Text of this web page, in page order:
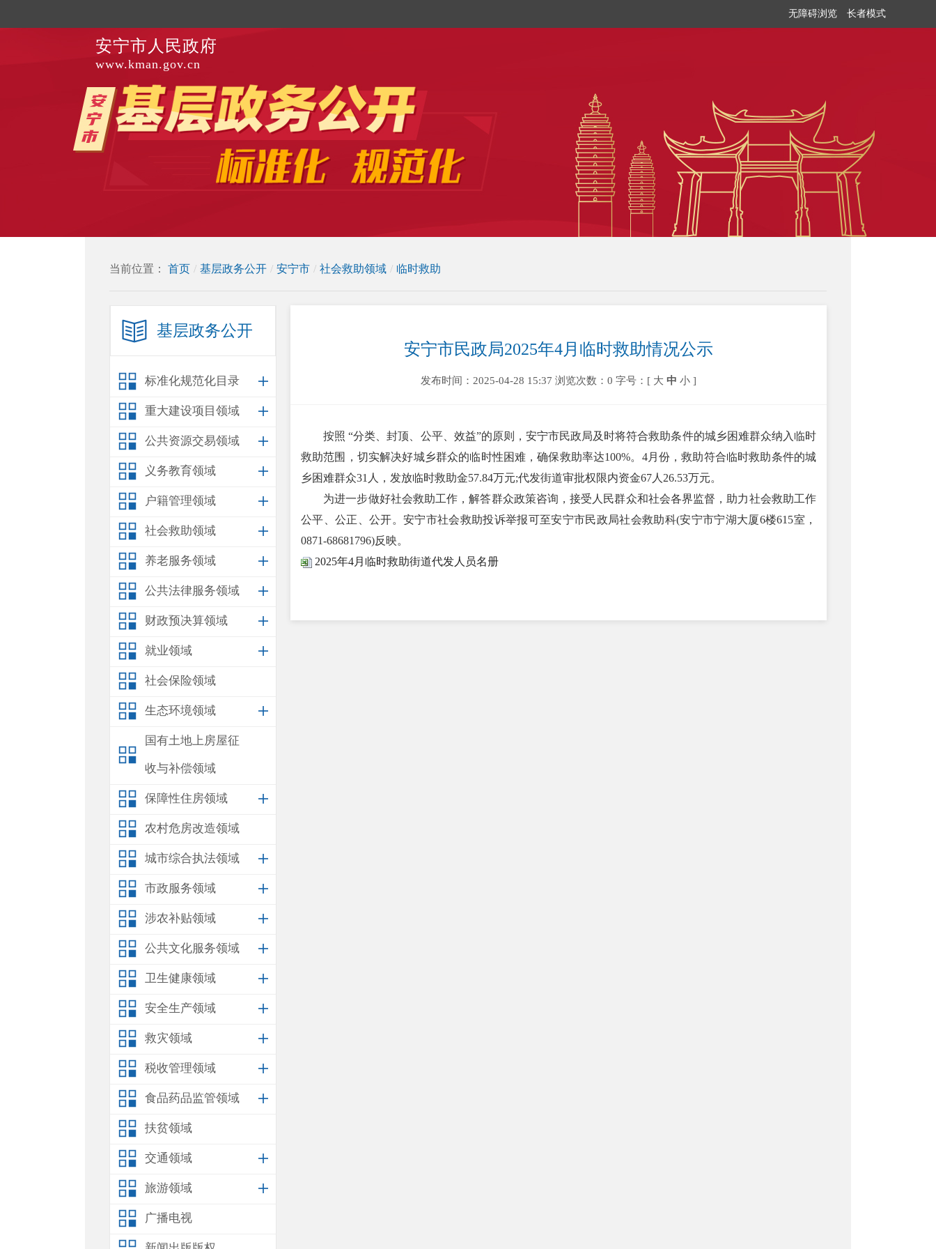
无障碍浏览 长者模式
安宁市人民政府
www.kman.gov.cn
当前位置： 首页 / 基层政务公开 / 安宁市 / 社会救助领域 / 临时救助
基层政务公开
标准化规范化目录
重大建设项目领域
公共资源交易领域
义务教育领域
户籍管理领域
社会救助领域
养老服务领域
公共法律服务领域
财政预决算领域
就业领域
社会保险领域
生态环境领域
国有土地上房屋征
收与补偿领域
保障性住房领域
农村危房改造领域
城市综合执法领域
市政服务领域
涉农补贴领域
公共文化服务领域
卫生健康领域
安全生产领域
救灾领域
税收管理领域
食品药品监管领域
扶贫领域
交通领域
旅游领域
广播电视
安宁市民政局2025年4月临时救助情况公示
发布时间：2025-04-28 15:37 浏览次数：0 字号：[ 大 中 小 ]
按照 “分类、封顶、公平、效益”的原则，安宁市民政局及时将符合救助条件的城乡困难群众纳入临时
救助范围，切实解决好城乡群众的临时性困难，确保救助率达100%。4月份，救助符合临时救助条件的城
乡困难群众31人，发放临时救助金57.84万元;代发街道审批权限内资金67人26.53万元。
为进一步做好社会救助工作，解答群众政策咨询，接受人民群众和社会各界监督，助力社会救助工作
公平、公正、公开。安宁市社会救助投诉举报可至安宁市民政局社会救助科(安宁市宁湖大厦6楼615室，
0871-68681796)反映。
2025年4月临时救助街道代发人员名册